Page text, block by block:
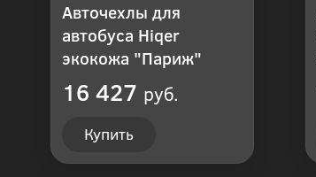
Авточехлы для
автобуса Hiqer
экокожа "Париж"
16 427 руб.
Купить